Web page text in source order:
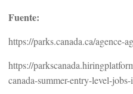
Fuente:
https://parks.canada.ca/agence-
https://
canada-summer-entry-level-